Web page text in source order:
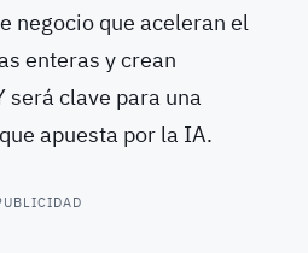
negocio que aceleran el
enteras y crean
será clave para una
apuesta por la IA.